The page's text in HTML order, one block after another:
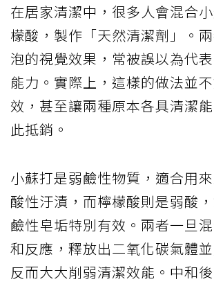
在居家清潔中，很多人會混合
檬酸，製作「天然清潔劑」。
泡的視覺效果，常被誤以為代
能力。實際上，這樣的做法並
效，甚至讓兩種原本各具清潔
此抵銷。
小蘇打是弱鹼性物質，適合用
酸性汙漬，而檸檬酸則是弱酸
鹼性皂垢特別有效。兩者一旦
和反應，釋放出二氧化碳氣體並
反而大大削弱清潔效能。中和